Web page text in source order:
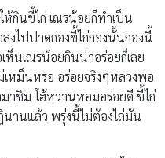
กินขี้ไก่ เณรน้อยก็ทำเป็น
งไปปาดกองขี้ไก่กองนั้นกองนี้
ห็นเณรน้อยกินน่าอร่อยก็เลย
หม็นหรอ อร่อยจริงๆหลวงพ่อ
าชิม โฮ้หวานหอมอร่อยดี ขี้ไก่
นานแล้ว พรุ่งนี้ไม่ต้องไล่มัน